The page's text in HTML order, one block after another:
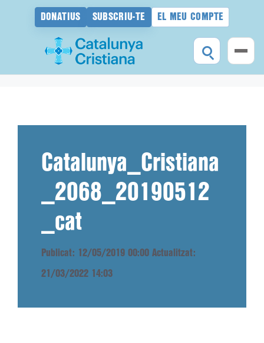
DONATIUS SUBSCRIU-TE EL MEU COMPTE
Catalunya_Cristiana
_2068_20190512
_cat
Publicat: 12/05/2019 00:00 Actualitzat:
21/03/2022 14:03